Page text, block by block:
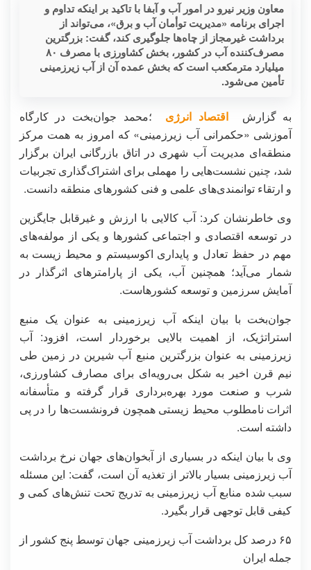
معاون وزیر نیرو در امور آب و آبفا با تاکید بر اینکه تداوم و
اجرای برنامه «مدیریت توأمان آب و برق»، می‌تواند از
برداشت غیرمجاز از چاه‌ها جلوگیری کند، گفت: بزرگترین
مصرف‌کننده آب در کشور، بخش کشاورزی با مصرف ۸۰
میلیارد مترمکعب است که بخش عمده آن از آب زیرزمینی
تأمین می‌شود.
به گزارش اقتصاد انرژی ؛محمد جوان‌بخت در کارگاه
آموزشی «حکمرانی آب زیرزمینی» که امروز به همت مرکز
منطقه‌ای مدیریت آب شهری در اتاق بازرگانی ایران برگزار
شد، چنین نشست‌هایی را مهملی برای اشتراک‌گذاری تجربیات
و ارتقاء توانمندی‌های علمی و فنی کشورهای منطقه دانست.
وی خاطرنشان کرد: آب کالایی با ارزش و غیرقابل جایگزین
در توسعه اقتصادی و اجتماعی کشورها و یکی از مولفه‌های
مهم در حفظ تعادل و پایداری اکوسیستم و محیط زیست به
شمار می‌آید؛ همچنین آب، یکی از پارامترهای اثرگذار در
آمایش سرزمین و توسعه کشورهاست.
جوان‌بخت با بیان اینکه آب زیرزمینی به عنوان یک منبع
استراتژیک، از اهمیت بالایی برخوردار است، افزود: آب
زیرزمینی به عنوان بزرگترین منبع آب شیرین در زمین طی
نیم قرن اخیر به شکل بی‌رویه‌ای برای مصارف کشاورزی،
شرب و صنعت مورد بهره‌برداری قرار گرفته و متأسفانه
اثرات نامطلوب محیط زیستی همچون فرونشست‌ها را در پی
داشته است.
وی با بیان اینکه در بسیاری از آبخوان‌های جهان نرخ برداشت
آب زیرزمینی بسیار بالاتر از تغذیه آن است، گفت: این مسئله
سبب شده منابع آب زیرزمینی به تدریج تحت تنش‌های کمی و
کیفی قابل توجهی قرار بگیرد.
۶۵ درصد کل برداشت آب زیرزمینی جهان توسط پنج کشور از
جمله ایران